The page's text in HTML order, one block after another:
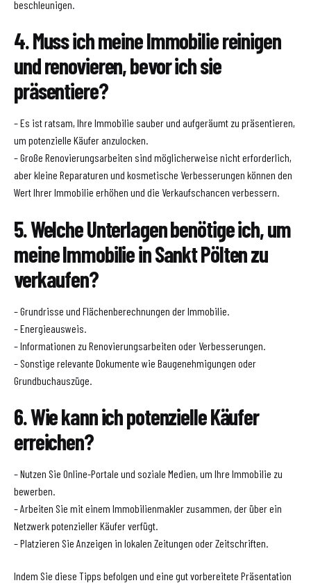
beschleunigen.
4. Muss ich meine Immobilie reinigen
und renovieren, bevor ich sie
präsentiere?
– Es ist ratsam, Ihre Immobilie sauber und aufgeräumt zu präsentieren,
um potenzielle Käufer anzulocken.
– Große Renovierungsarbeiten sind möglicherweise nicht erforderlich,
aber kleine Reparaturen und kosmetische Verbesserungen können den
Wert Ihrer Immobilie erhöhen und die Verkaufschancen verbessern.
5. Welche Unterlagen benötige ich, um
meine Immobilie in Sankt Pölten zu
verkaufen?
– Grundrisse und Flächenberechnungen der Immobilie.
– Energieausweis.
– Informationen zu Renovierungsarbeiten oder Verbesserungen.
– Sonstige relevante Dokumente wie Baugenehmigungen oder
Grundbuchauszüge.
6. Wie kann ich potenzielle Käufer
erreichen?
– Nutzen Sie Online-Portale und soziale Medien, um Ihre Immobilie zu
bewerben.
– Arbeiten Sie mit einem Immobilienmakler zusammen, der über ein
Netzwerk potenzieller Käufer verfügt.
– Platzieren Sie Anzeigen in lokalen Zeitungen oder Zeitschriften.
Indem Sie diese Tipps befolgen und eine gut vorbereitete Präsentation